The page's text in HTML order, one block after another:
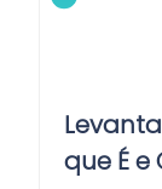
que É e